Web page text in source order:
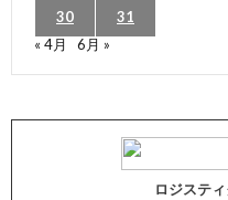
30
31
« 4月
6月 »
ロジステ